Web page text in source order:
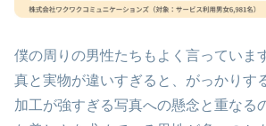
僕の周りの男性たちもよく言っていま
真と実物が違いすぎると、がっかりす
加工が強すぎる写真への懸念と重なる